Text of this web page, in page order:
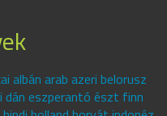
albán arab azeri belorusz
dán eszperantó észt finn